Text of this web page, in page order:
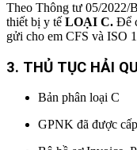
Theo Thông tư 05/2022/
thiết bị y tế LOẠI C. Để
gửi cho em CFS và ISO
3. THỦ TỤC HẢI
Bản phân loại C
GPNK đã được